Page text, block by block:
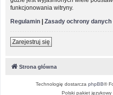
funkcjonowania witryny.
Regulamin | Zasady ochrony
Zarejestruj się
Strona główna
Technologię dostarcza phpBB®
Polski pakiet językowy